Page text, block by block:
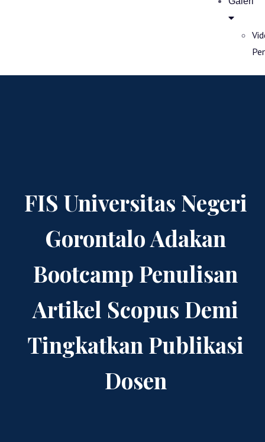
FIS Universitas Negeri
Gorontalo Adakan
Bootcamp Penulisan
Artikel Scopus Demi
Tingkatkan Publikasi
Dosen